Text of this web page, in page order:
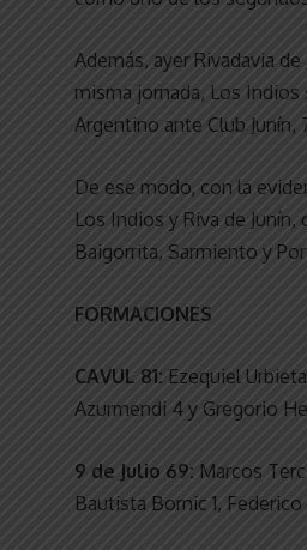
Además, ayer Rivadavia
misma jornada, Los Indios
Argentino ante Club
De ese modo, con la
Los Indios y Riva de
Baigorrita, Sarmiento y
FORMACIONES
CAVUL 81: Ezequiel
Azurmendi 4 y Gregorio
9 de Julio 69: Marcos
Bautista Bornic 1,